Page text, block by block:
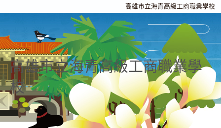
高雄市立海青高級工商職業學校
高雄市立海青高級工商職業學
校